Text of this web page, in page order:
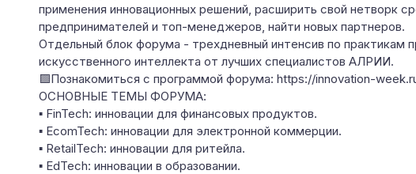
применения инновационных решений, расширить свой нетворк
предпринимателей и топ-менеджеров, найти новых партнеров.
Отдельный блок форума - трехдневный интенсив по практикам
искусственного интеллекта от лучших специалистов АЛРИИ.
🟪Познакомиться с программой форума: https://innovation-
ОСНОВНЫЕ ТЕМЫ ФОРУМА:
▪ FinTech: инновации для финансовых продуктов.
▪ EcomTech: инновации для электронной коммерции.
▪ RetailTech: инновации для ритейла.
▪ EdTech: инновации в образовании.